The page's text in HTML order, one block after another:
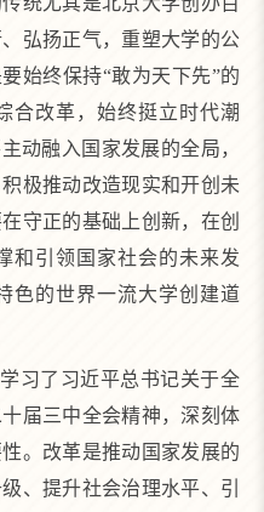
弘扬正气，重塑大学的公
始终保持“敢为天下先”的
合改革，始终挺立时代潮
动融入国家发展的全局，
极推动改造现实和开创未
守正的基础上创新，在创
和引领国家社会的未来发
色的世界一流大学创建道
习了习近平总书记关于全
届三中全会精神，深刻体
。改革是推动国家发展的
、提升社会治理水平、引